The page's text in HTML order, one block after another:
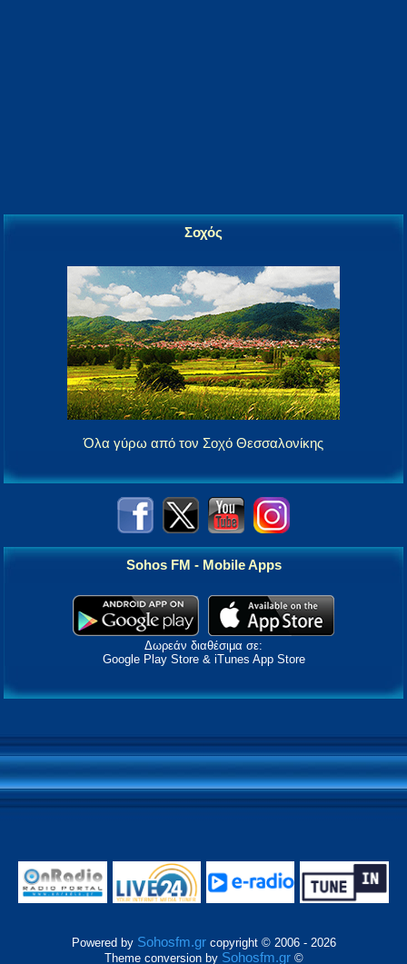
Σοχός
Όλα γύρω από τον Σοχό Θεσσαλονίκης
Sohos FM - Mobile Apps
Δωρεάν διαθέσιμα σε:
Google Play Store & iTunes App Store
Powered by Sohosfm.grcopyright © 2006 - 2026
Theme conversion by Sohosfm.gr©